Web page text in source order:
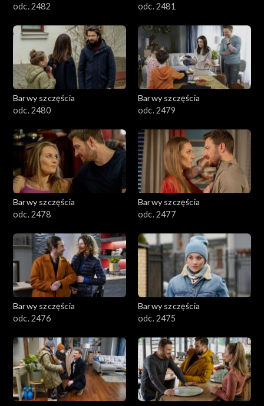
odc. 2482
odc. 2481
Barwy szczęścia
odc. 2480
Barwy szczęścia
odc. 2479
Barwy szczęścia
odc. 2478
Barwy szczęścia
odc. 2477
Barwy szczęścia
odc. 2476
Barwy szczęścia
odc. 2475